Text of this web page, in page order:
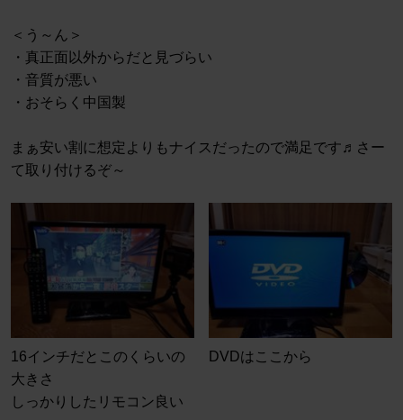
＜う～ん＞
・真正面以外からだと見づらい
・音質が悪い
・おそらく中国製
まぁ安い割に想定よりもナイスだったので満足です♬さー
て取り付けるぞ～
16インチだとこのくらいの
大きさ
しっかりしたリモコン良い
DVDはここから